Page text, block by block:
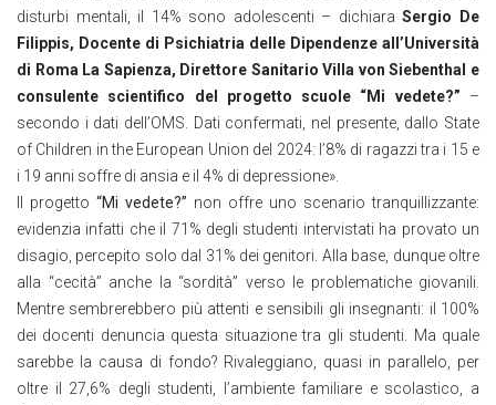
disturbi mentali, il 14% sono adolescenti – dichiaraSergio De
Filippis, Docente di Psichiatria delle Dipendenze all’Università
di Roma La Sapienza, Direttore Sanitario Villa von Siebenthal e
consulente scientifico del progetto scuole “Mi vedete?” –
secondo i dati dell’OMS. Dati confermati, nel presente, dallo State
of Children in the European Union del 2024: l’8% di ragazzi tra i 15 e
i 19 anni soffre di ansia e il 4% di depressione».
Il progetto “Mi vedete?” non offre uno scenario tranquillizzante:
evidenzia infatti che il 71% degli studenti intervistati ha provato un
disagio, percepito solo dal 31% dei genitori. Alla base, dunque oltre
alla “cecità” anche la “sordità” verso le problematiche giovanili.
Mentre sembrerebbero più attenti e sensibili gli insegnanti: il 100%
dei docenti denuncia questa situazione tra gli studenti. Ma quale
sarebbe la causa di fondo? Rivaleggiano, quasi in parallelo, per
oltre il 27,6% degli studenti, l’ambiente familiare e scolastico, a